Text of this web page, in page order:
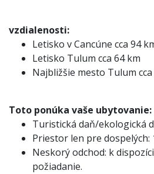
vzdialenosti:
Letisko v Cancúne cca 94
Letisko Tulum cca 64 km
Najbližšie mesto Tulum cca
Toto ponúka vaše ubytovanie:
Turistická daň/ekologická
Priestor len pre dospelých:
Neskorý odchod: k
požiadanie.